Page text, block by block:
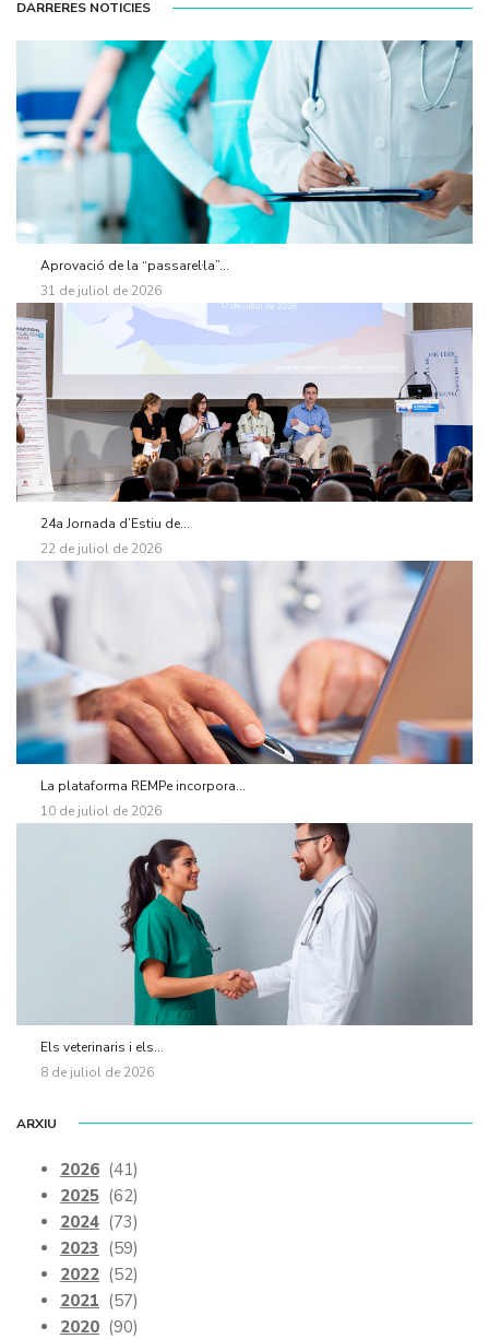
DARRERES NOTICIES
Aprovació de la “passarel·la”...
31 de juliol de 2026
24a Jornada d’Estiu de...
22 de juliol de 2026
La plataforma REMPe incorpora...
10 de juliol de 2026
Els veterinaris i els...
8 de juliol de 2026
ARXIU
2026 (41)
2025 (62)
2024 (73)
2023 (59)
2022 (52)
2021 (57)
2020 (90)